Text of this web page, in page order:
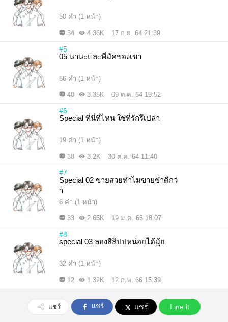
50 คำ (1 หน้า)
34 4.36K 17 ก.ย. 64 21:39
#5
05 นานะและพี่มัคของเขา
66 คำ (1 หน้า)
40 3.35K 09 ต.ค. 64 19:52
#6
Special ที่นี่ที่ไหน ใช่ที่รักรึเปล่า
19 คำ (1 หน้า)
38 3.2K 30 ต.ค. 64 11:40
#7
Special 02 ขายสวยทำไมขายขำดีกว่
า
6 คำ (1 หน้า)
33 2.65K 19 ม.ค. 65 18:07
#8
special 03 ลองสีลิปปหน่อยได้มุ้ย
32 คำ (1 หน้า)
12 1.32K 12 ก.พ. 66 15:39
แชร์ แชร์ แชร์ Line it